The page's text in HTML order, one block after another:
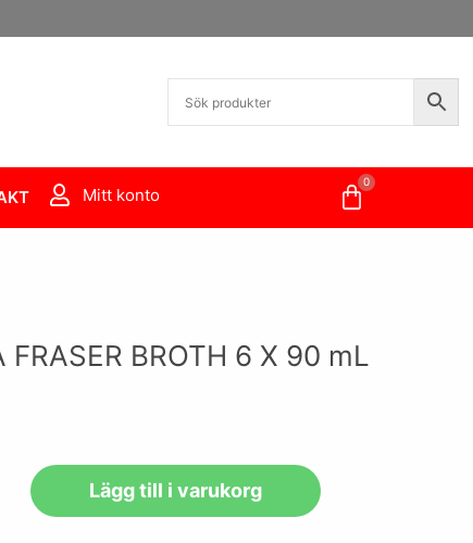
Mitt konto
0
Varukorg
FRASER BROTH 6 X 90 mL
Lägg till i varukorg